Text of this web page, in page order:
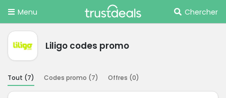
Menu Chercher
Liligo codes promo
Tout (7) Codes promo (7) Offres (0)